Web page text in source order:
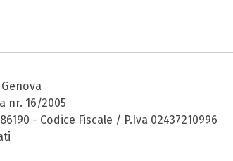
nr. 16/2005
- Codice Fiscale / P.Iva 02437210996